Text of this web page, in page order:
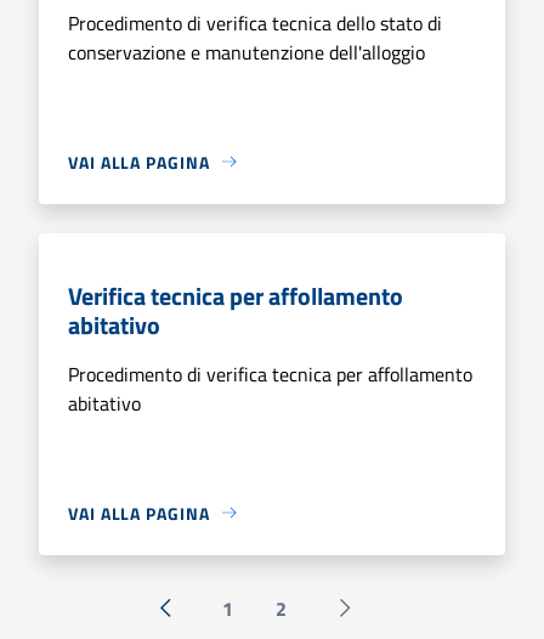
Procedimento di verifica tecnica dello stato di
conservazione e manutenzione dell'alloggio
VAI ALLA PAGINA
Verifica tecnica per affollamento
abitativo
Procedimento di verifica tecnica per affollamento
abitativo
VAI ALLA PAGINA
« Precedente
1 2 Successiva »